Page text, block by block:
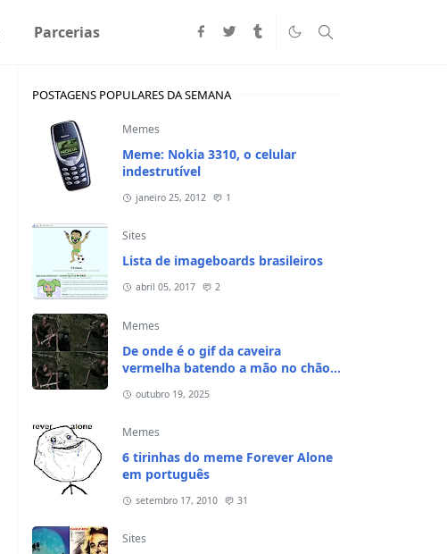
Parcerias
POSTAGENS POPULARES DA SEMANA
Memes
Meme: Nokia 3310, o celular
indestrutível
janeiro 25, 2012 1
Sites
Lista de imageboards brasileiros
abril 05, 2017 2
Memes
De onde é o gif da caveira
vermelha batendo a mão no chão e
outubro 19, 2025
Memes
6 tirinhas do meme Forever Alone
em português
setembro 17, 2010 31
Sites